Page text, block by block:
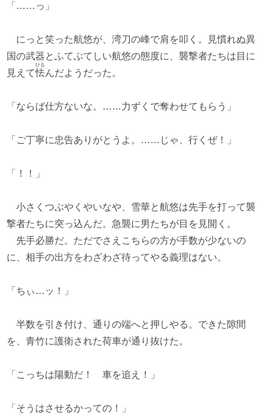
「……っ」
にっと笑った航悠が、湾刀の峰で肩を叩く。見慣れぬ異
国の武器とふてぶてしい航悠の態度に、襲撃者たちは目に
見えて怯
ひる
んだようだった。
「ならば仕方ないな。……力ずくで奪わせてもらう」
「ご丁寧に忠告ありがとうよ。……じゃ、行くぜ！」
「！！」
小さくつぶやくやいなや、雪華と航悠は先手を打って襲
撃者たちに突っ込んだ。急襲に男たちが目を見開く。
先手必勝だ。ただでさえこちらの方が手数が少ないの
に、相手の出方をわざわざ待ってやる義理はない。
「ちぃ…ッ！」
半数を引き付け、通りの端へと押しやる。できた隙間
を、青竹に護衛された荷車が通り抜けた。
「こっちは陽動だ！ 車を追え！」
「そうはさせるかっての！」